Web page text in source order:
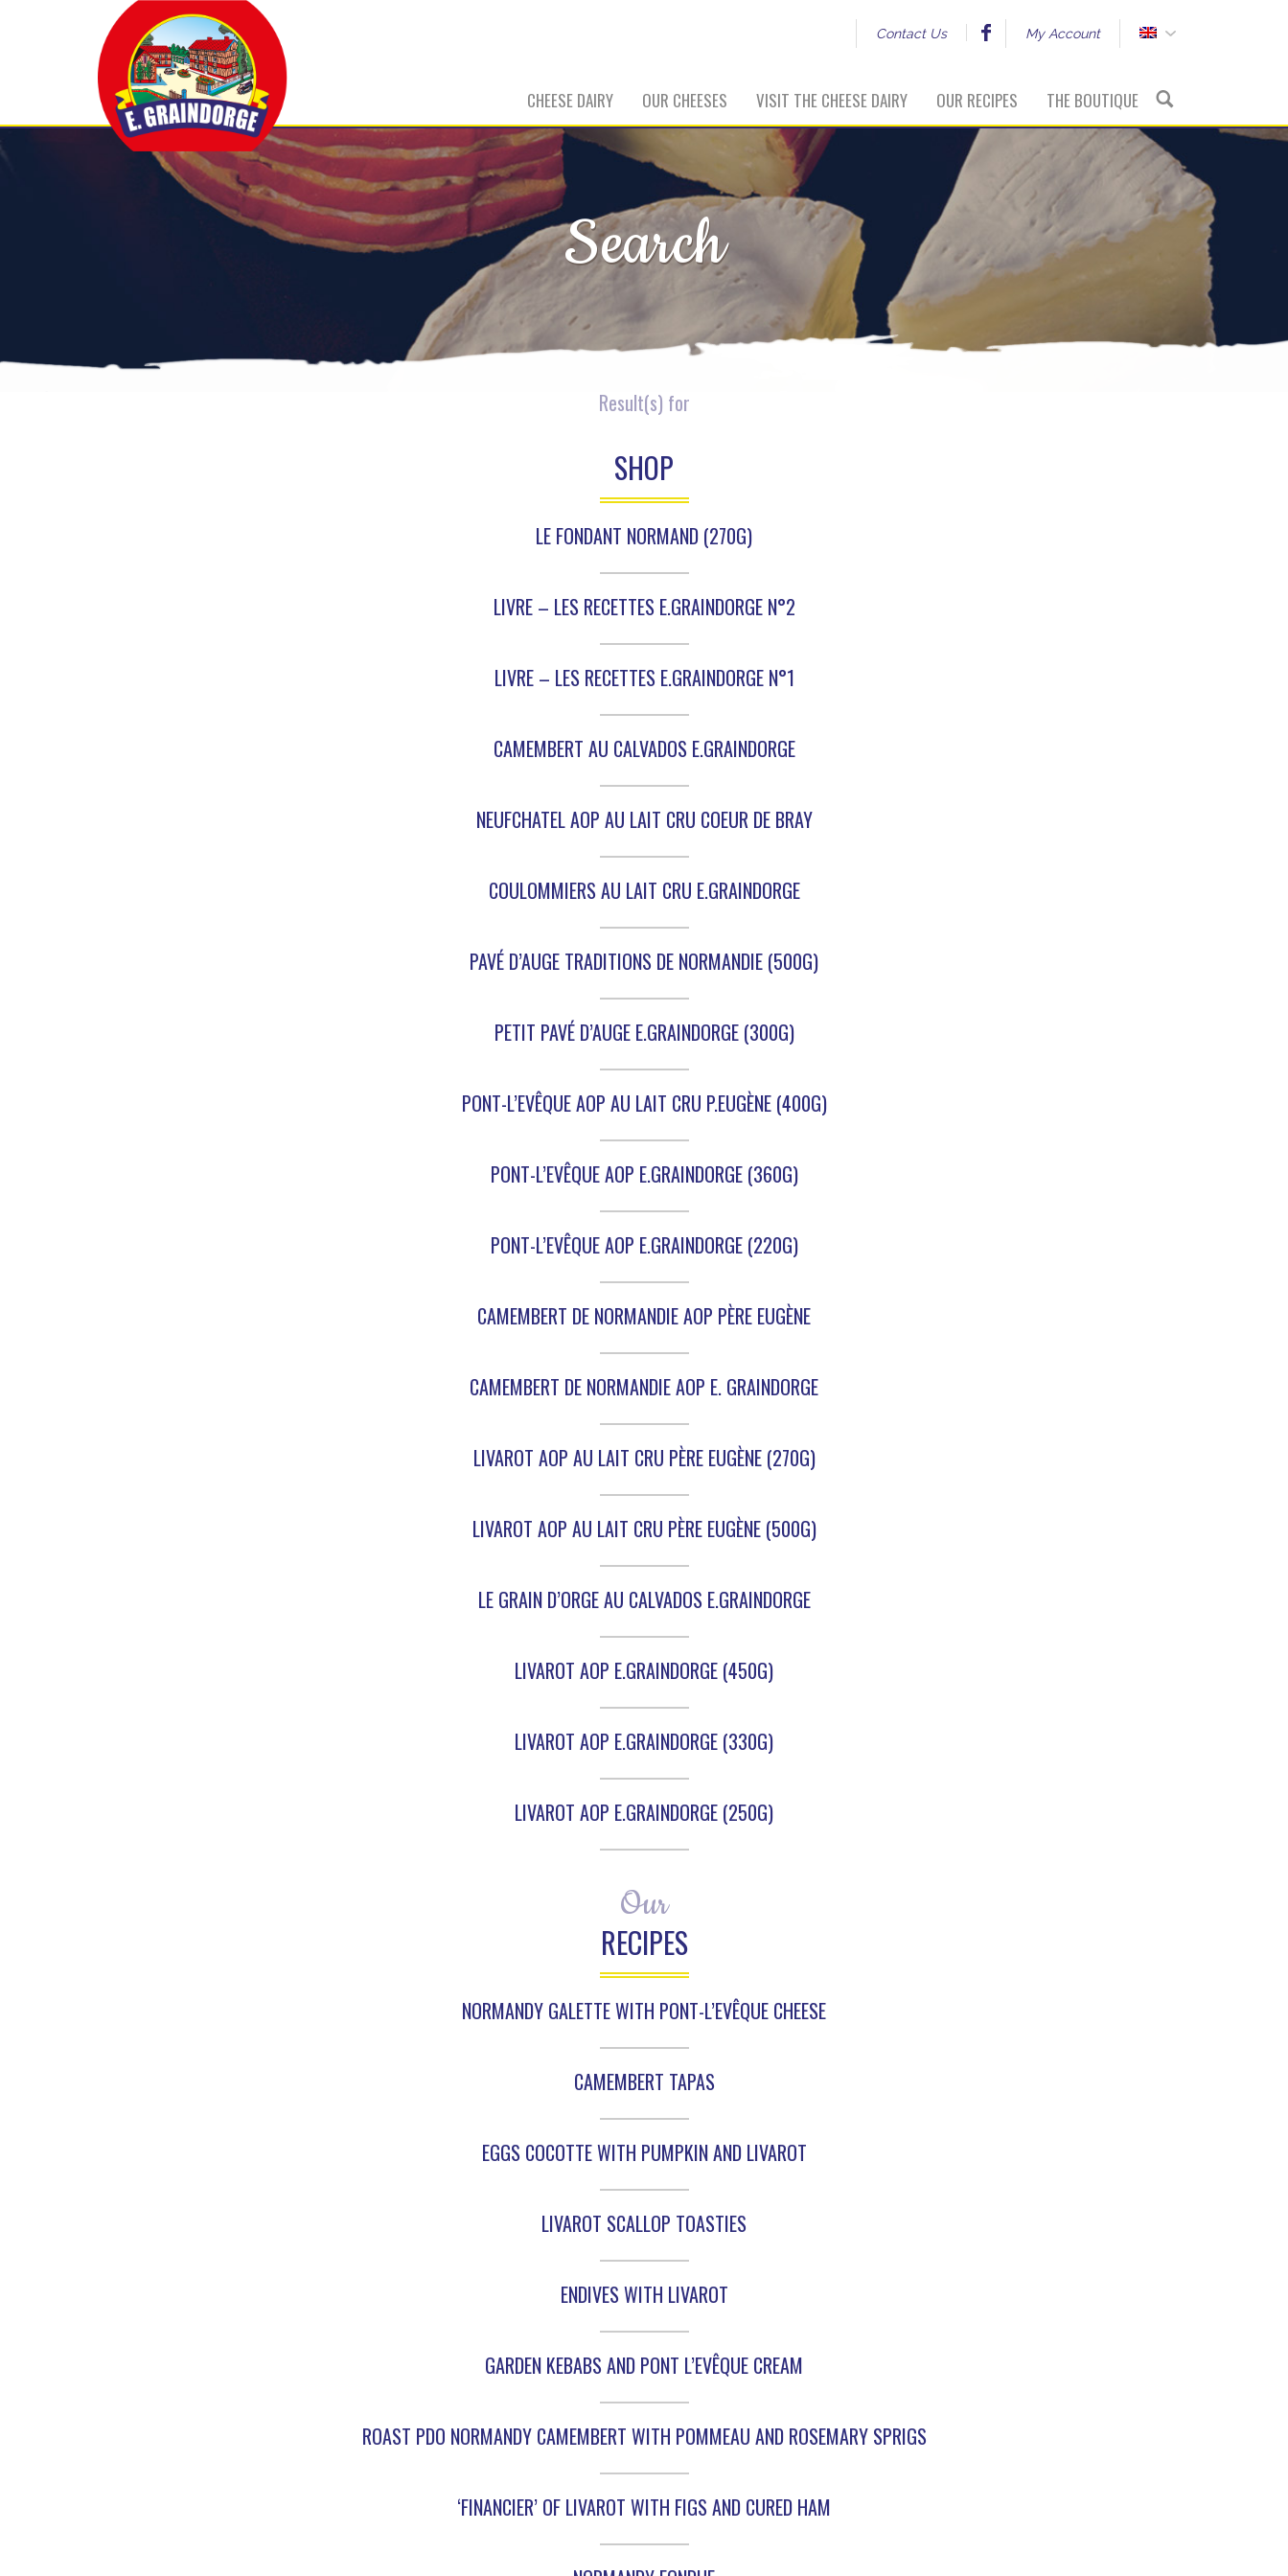
Contact Us My Account
CHEESE DAIRY OUR CHEESES VISIT THE CHEESE DAIRY OUR RECIPES THE BOUTIQUE
Search
Result(s) for
SHOP
LE FONDANT NORMAND (270G)
LIVRE – LES RECETTES E.GRAINDORGE N°2
LIVRE – LES RECETTES E.GRAINDORGE N°1
CAMEMBERT AU CALVADOS E.GRAINDORGE
NEUFCHATEL AOP AU LAIT CRU COEUR DE BRAY
COULOMMIERS AU LAIT CRU E.GRAINDORGE
PAVÉ D’AUGE TRADITIONS DE NORMANDIE (500G)
PETIT PAVÉ D’AUGE E.GRAINDORGE (300G)
PONT-L’EVÊQUE AOP AU LAIT CRU P.EUGÈNE (400G)
PONT-L’EVÊQUE AOP E.GRAINDORGE (360G)
PONT-L’EVÊQUE AOP E.GRAINDORGE (220G)
CAMEMBERT DE NORMANDIE AOP PÈRE EUGÈNE
CAMEMBERT DE NORMANDIE AOP E. GRAINDORGE
LIVAROT AOP AU LAIT CRU PÈRE EUGÈNE (270G)
LIVAROT AOP AU LAIT CRU PÈRE EUGÈNE (500G)
LE GRAIN D’ORGE AU CALVADOS E.GRAINDORGE
LIVAROT AOP E.GRAINDORGE (450G)
LIVAROT AOP E.GRAINDORGE (330G)
LIVAROT AOP E.GRAINDORGE (250G)
Our
RECIPES
NORMANDY GALETTE WITH PONT-L’EVÊQUE CHEESE
CAMEMBERT TAPAS
EGGS COCOTTE WITH PUMPKIN AND LIVAROT
LIVAROT SCALLOP TOASTIES
ENDIVES WITH LIVAROT
GARDEN KEBABS AND PONT L’EVÊQUE CREAM
ROAST PDO NORMANDY CAMEMBERT WITH POMMEAU AND ROSEMARY SPRIGS
‘FINANCIER’ OF LIVAROT WITH FIGS AND CURED HAM